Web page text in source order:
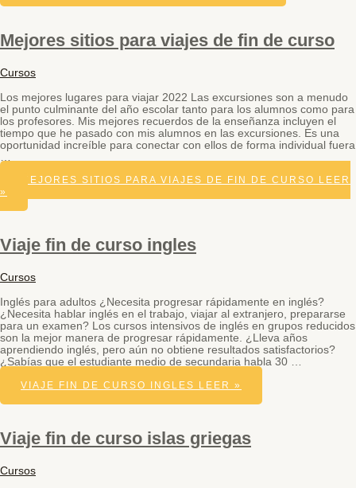
Mejores sitios para viajes de fin de curso
Cursos
Los mejores lugares para viajar 2022 Las excursiones son a menudo
el punto culminante del año escolar tanto para los alumnos como para
los profesores. Mis mejores recuerdos de la enseñanza incluyen el
tiempo que he pasado con mis alumnos en las excursiones. Es una
oportunidad increíble para conectar con ellos de forma individual fuera
MEJORES SITIOS PARA VIAJES DE FIN DE CURSO
LEER
»
Viaje fin de curso ingles
Cursos
Inglés para adultos ¿Necesita progresar rápidamente en inglés?
¿Necesita hablar inglés en el trabajo, viajar al extranjero, prepararse
para un examen? Los cursos intensivos de inglés en grupos reducidos
son la mejor manera de progresar rápidamente. ¿Lleva años
aprendiendo inglés, pero aún no obtiene resultados satisfactorios?
¿Sabías que el estudiante medio de secundaria habla 30 …
VIAJE FIN DE CURSO INGLES LEER »
Viaje fin de curso islas griegas
Cursos